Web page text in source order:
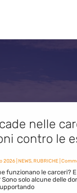
nelle
contro le
2026| NEWS,RUBRICHE|
funzionano le carceri?
solo alcune delle